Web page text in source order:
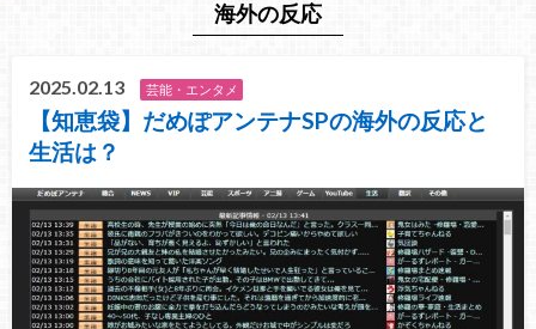
海外の反応
2025.02.13 芸能・エンタメ
【知恵袋】だめぽアンテナSPの海外の反応と
生活は？